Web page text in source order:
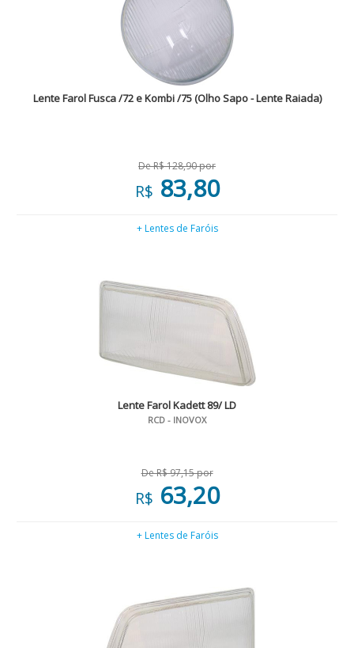
Lente Farol Fusca /72 e Kombi /75 (Olho Sapo - Lente Raiada)
De R$ 128,90 por
R$ 83,80
+ Lentes de Faróis
Lente Farol Kadett 89/ LD
RCD - INOVOX
De R$ 97,15 por
R$ 63,20
+ Lentes de Faróis